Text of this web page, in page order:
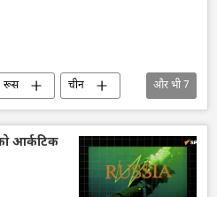
रूस
चीन
आर्थिक वृद्धि दर
और भी7
आर्कटिक